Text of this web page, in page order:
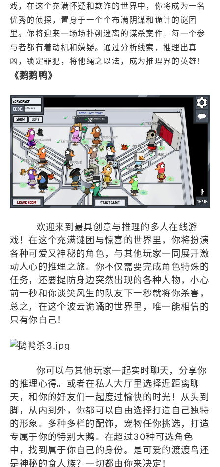
戏，在这个充满怀疑和欺诈的世界中，你将成为一名
优秀的侦探，置身于一个个布满阴谋和诡计的谜团
里。你将迎来一场场扑朔迷离的谋杀案件，每一个参
与者都有着动机和嫌疑。通过分析线索，推理出真
凶，锁定罪犯，将他绳之以法，成为推理界的英雄！
《鹅鹅鸭》
欢迎来到最具创意与推理的多人在线游
戏！在这个充满谜团与惊喜的世界里，你将扮演
各种可爱又神秘的角色，与其他玩家一同展开激
动人心的推理之旅。你不仅需要完成角色特殊的
任务，还要提防身边突然出现的各种人物，小心
前一秒和你谈笑风生的队友下一秒就将你杀害，
总之，在这个波云诡谲的世界里，唯一能相信的
只有你自己！
你可以与其他玩家一起实时聊天，分享你
的推理心得。或者在私人大厅里选择近距离聊
天，和你的好友们一起度过愉快的时光！从头到
脚，从内到外，你都可以自由选择打造自己独特
的形象。多种多样的配饰，宠物任你挑选，打造
专属于你的特别大鹅。在超过30种可选角色
中，找到属于你自己的身份。是可爱的渡渡鸟还
是神秘的食人族？一切都由你来决定！